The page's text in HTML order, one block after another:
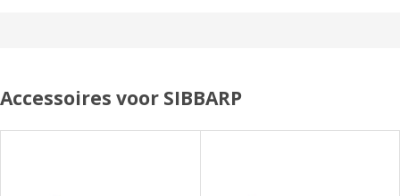
Accessoires voor SIBBARP